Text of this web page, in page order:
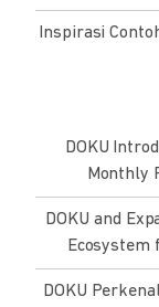
Inspirasi
DOKU
Monthly
DOKU and
Ecosystem
DOKU